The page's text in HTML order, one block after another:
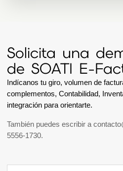
Solicita una
de SOATI E-
Indícanos tu giro, volumen de
complementos, Contabilidad,
integración para orientarte.
También puedes escribir a
5556-1730.